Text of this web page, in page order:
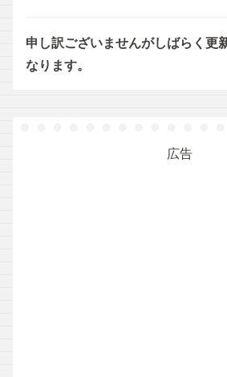
申し訳ございませんがしばらく更
なります。
広告